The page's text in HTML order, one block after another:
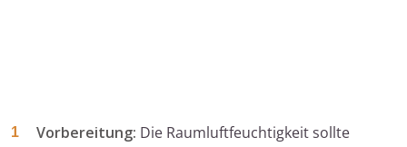
Vorbereitung: Die Raumluftfeuchtigkeit sollte